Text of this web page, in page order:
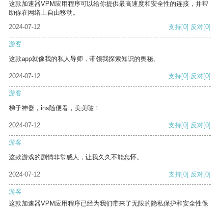
这款加速器VPM应用程序可以给你提供最高速度和安全性的连接，并帮
助你在网络上自由移动。
2024-07-12
支持[0] 反对[0]
游客
这款app就像我的私人导师，带领我探索知识的奥秘。
2024-07-12 支持[0] 反对[0]
游客
梯子神器，ins随便看，美美哒！
2024-07-12 支持[0] 反对[0]
游客
这款游戏的剧情非常感人，让我久久不能忘怀。
2024-07-12 支持[0] 反对[0]
游客
这款加速器VPM应用程序已经为我们带来了无限的隐私保护和安全性保